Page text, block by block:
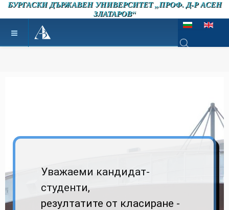
БУРГАСКИ ДЪРЖАВЕН УНИВЕРСИТЕТ „ПРОФ. Д-Р АСЕН
ЗЛАТАРОВ“
Изберете език
Уважаеми кандидат-
студенти,
резултатите от класиране -